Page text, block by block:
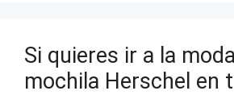
Si quieres ir a la
mochila Herschel en